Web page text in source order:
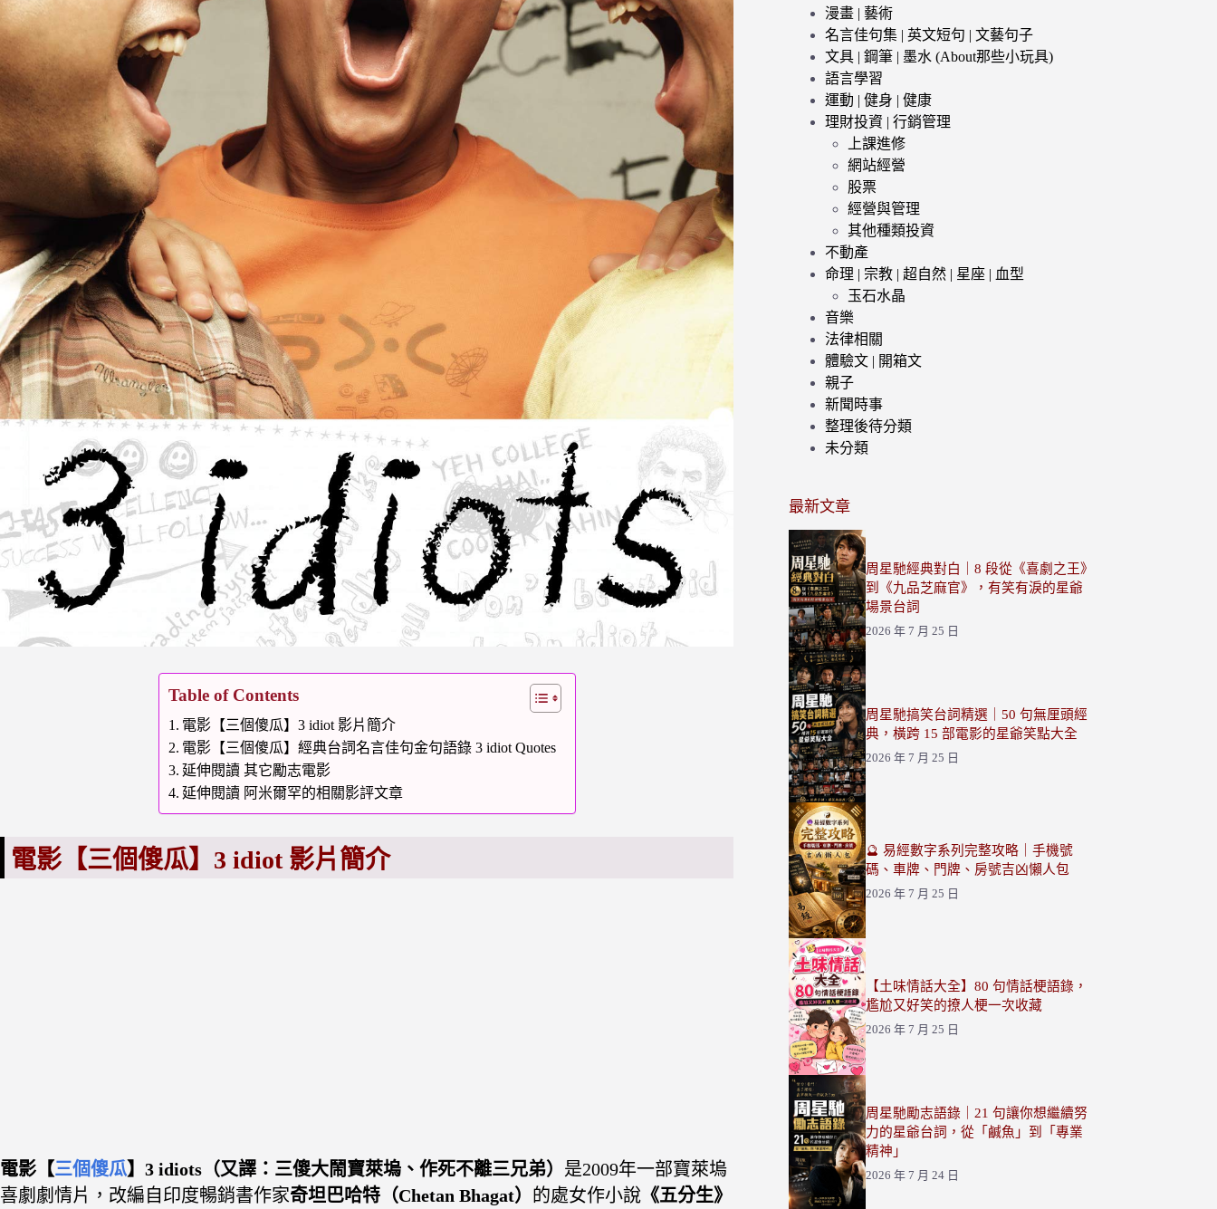
Table of Contents
電影【三個傻瓜】3 idiot 影片簡介
電影【三個傻瓜】經典台詞名言佳句金句語錄 3 idiot Quotes
延伸閱讀 其它勵志電影
延伸閱讀 阿米爾罕的相關影評文章
電影【三個傻瓜】3 idiot 影片簡介
電影【三個傻瓜】3 idiots（又譯：三傻大鬧寶萊塢、作死不離三兄弟） 是2009年一部寶萊塢
喜劇劇情片，改編自印度暢銷書作家奇坦巴哈特（Chetan Bhagat） 的處女作小說 《五分生》
漫畫 | 藝術
名言佳句集 | 英文短句 | 文藝句子
文具 | 鋼筆 | 墨水 (About那些小玩具)
語言學習
運動 | 健身 | 健康
理財投資 | 行銷管理
上課進修
網站經營
股票
經營與管理
其他種類投資
不動產
命理 | 宗教 | 超自然 | 星座 | 血型
玉石水晶
音樂
法律相關
體驗文 | 開箱文
親子
新聞時事
整理後待分類
未分類
最新文章
周星馳經典對白｜8 段從《喜劇之王》
到《九品芝麻官》，有笑有淚的星爺
場景台詞
2026 年 7 月 25 日
周星馳搞笑台詞精選｜50 句無厘頭經
典，橫跨 15 部電影的星爺笑點大全
2026 年 7 月 25 日
🔮 易經數字系列完整攻略｜手機號
碼、車牌、門牌、房號吉凶懶人包
2026 年 7 月 25 日
【土味情話大全】80 句情話梗語錄，
尷尬又好笑的撩人梗一次收藏
2026 年 7 月 25 日
周星馳勵志語錄｜21 句讓你想繼續努
力的星爺台詞，從「鹹魚」到「專業
精神」
2026 年 7 月 24 日